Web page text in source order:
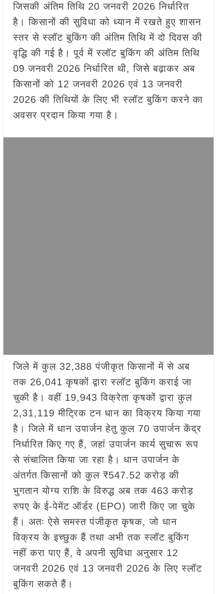
जिसकी अंतिम तिथि 20 जनवरी 2026 निर्धारित
है। किसानों की सुविधा को ध्यान में रखते हुए शासन
स्तर से स्लॉट बुकिंग की अंतिम तिथि में दो दिवस की
वृद्धि की गई है। पूर्व में स्लॉट बुकिंग की अंतिम तिथि
09 जनवरी 2026 निर्धारित थी, जिसे बढ़ाकर अब
किसानों को 12 जनवरी 2026 एवं 13 जनवरी
2026 की तिथियों के लिए भी स्लॉट बुकिंग करने का
अवसर प्रदान किया गया है।
जिले में कुल 32,388 पंजीकृत किसानों में से अब
तक 26,041 कृषकों द्वारा स्लॉट बुकिंग कराई जा
चुकी है। वहीं 19,943 विक्रेता कृषकों द्वारा कुल
2,31,119 मीट्रिक टन धान का विक्रय किया गया
है। जिले में धान उपार्जन हेतु कुल 70 उपार्जन केंद्र
निर्धारित किए गए हैं, जहां उपार्जन कार्य सुचारू रूप
से संचालित किया जा रहा है। धान उपार्जन के
अंतर्गत किसानों को कुल ₹547.52 करोड़ की
भुगतान योग्य राशि के विरुद्ध अब तक 463 करोड़
रुपए के ई-पेमेंट ऑर्डर (EPO) जारी किए जा चुके
हैं। अतः ऐसे समस्त पंजीकृत कृषक, जो धान
विक्रय के इच्छुक हैं तथा अभी तक स्लॉट बुकिंग
नहीं करा पाए हैं, वे अपनी सुविधा अनुसार 12
जनवरी 2026 एवं 13 जनवरी 2026 के लिए स्लॉट
बुकिंग सकते हैं।